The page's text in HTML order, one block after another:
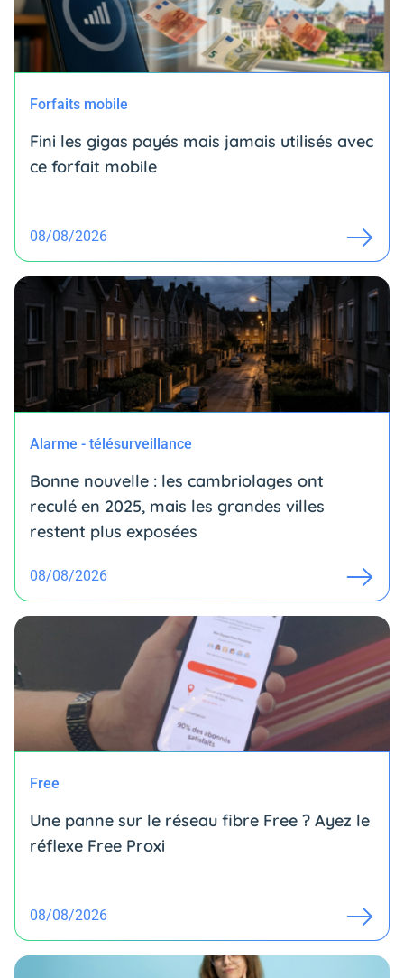
Forfaits mobile
Fini les gigas payés mais jamais utilisés avec
ce forfait mobile
08/08/2026
Alarme - télésurveillance
Bonne nouvelle : les cambriolages ont
reculé en 2025, mais les grandes villes
restent plus exposées
08/08/2026
Free
Une panne sur le réseau fibre Free ? Ayez le
réflexe Free Proxi
08/08/2026